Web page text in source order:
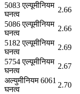
5083 एल्यूमीनियम
घनत्व
2.66
5086 एल्यूमीनियम
घनत्व
2.66
5182 एल्यूमीनियम
घनत्व
2.69
5754 एल्यूमीनियम
घनत्व
2.67
अल्युमीनियम 6061
घनत्व
2.70